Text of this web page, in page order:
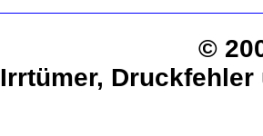
©
Irrtümer,